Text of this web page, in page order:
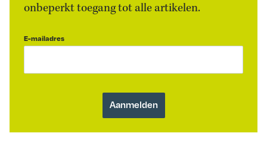
onbeperkt toegang tot alle artikelen.
E-mailadres